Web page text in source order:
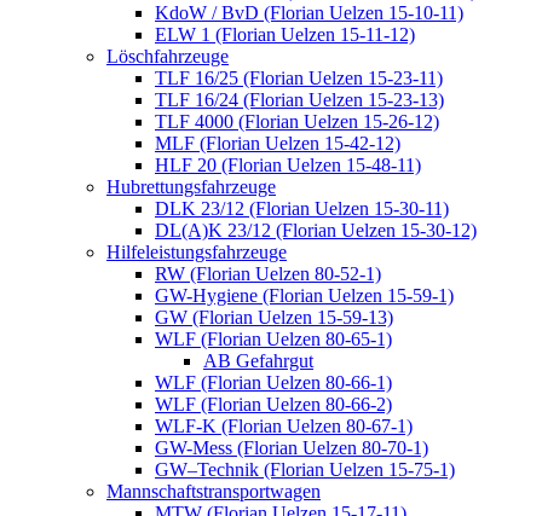
KdoW / BvD (Florian Uelzen 15-10-11)
ELW 1 (Florian Uelzen 15-11-12)
Löschfahrzeuge
TLF 16/25 (Florian Uelzen 15-23-11)
TLF 16/24 (Florian Uelzen 15-23-13)
TLF 4000 (Florian Uelzen 15-26-12)
MLF (Florian Uelzen 15-42-12)
HLF 20 (Florian Uelzen 15-48-11)
Hubrettungsfahrzeuge
DLK 23/12 (Florian Uelzen 15-30-11)
DL(A)K 23/12 (Florian Uelzen 15-30-12)
Hilfeleistungsfahrzeuge
RW (Florian Uelzen 80-52-1)
GW-Hygiene (Florian Uelzen 15-59-1)
GW (Florian Uelzen 15-59-13)
WLF (Florian Uelzen 80-65-1)
AB Gefahrgut
WLF (Florian Uelzen 80-66-1)
WLF (Florian Uelzen 80-66-2)
WLF-K (Florian Uelzen 80-67-1)
GW-Mess (Florian Uelzen 80-70-1)
GW–Technik (Florian Uelzen 15-75-1)
Mannschaftstransportwagen